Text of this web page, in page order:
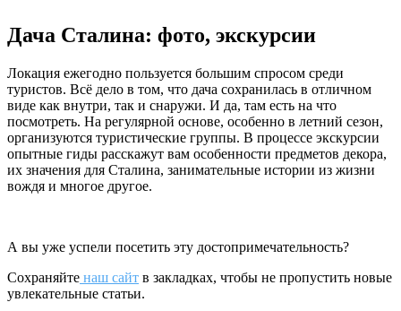
Дача Сталина: фото, экскурсии
Локация ежегодно пользуется большим спросом среди
туристов. Всё дело в том, что дача сохранилась в отличном
виде как внутри, так и снаружи. И да, там есть на что
посмотреть. На регулярной основе, особенно в летний сезон,
организуются туристические группы. В процессе экскурсии
опытные гиды расскажут вам особенности предметов декора,
их значения для Сталина, занимательные истории из жизни
вождя и многое другое.
А вы уже успели посетить эту достопримечательность?
Сохраняйте наш сайт в закладках, чтобы не пропустить новые
увлекательные статьи.